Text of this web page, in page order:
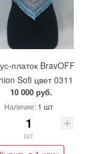
платок BravOFF
Sofi цвет 0311
10 000 руб.
Наличие: 1 шт
шт